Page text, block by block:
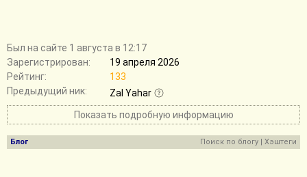
Был на сайте 1 августа в 12:17
Зарегистрирован:
19 апреля 2026
Рейтинг:
133
Предыдущий ник:
Zal Yahar
Показать подробную информацию
Блог Поиск по блогу | Хэштеги